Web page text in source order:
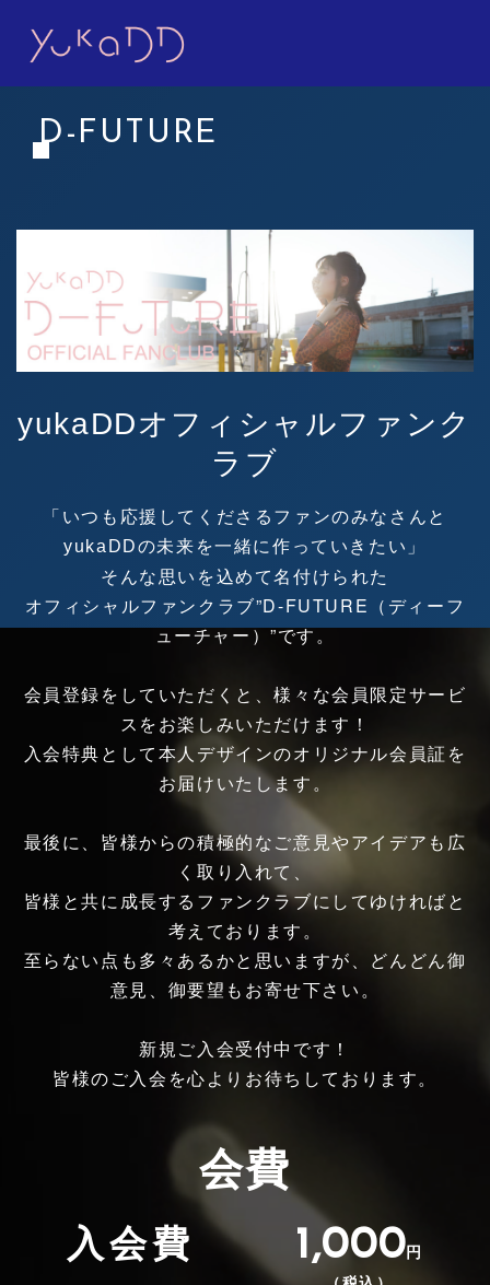
D-FUTURE
yukaDDオフィシャルファンク
ラブ
「いつも応援してくださるファンのみなさんと
yukaDDの未来を一緒に作っていきたい」
そんな思いを込めて名付けられた
オフィシャルファンクラブ”D-FUTURE（ディーフ
ューチャー）”です。
会員登録をしていただくと、様々な会員限定サービ
スをお楽しみいただけます！
入会特典として本人デザインのオリジナル会員証を
お届けいたします。
最後に、皆様からの積極的なご意見やアイデアも広
く取り入れて、
皆様と共に成長するファンクラブにしてゆければと
考えております。
至らない点も多々あるかと思いますが、どんどん御
意見、御要望もお寄せ下さい。
新規ご入会受付中です！
皆様のご入会を心よりお待ちしております。
会費
入会費 1,000 円